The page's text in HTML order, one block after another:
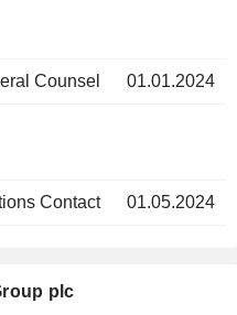
Counsel 01.01.2024
Contact 01.05.2024
plc